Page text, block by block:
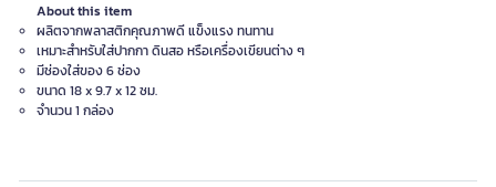
About this item
ผลิตจากพลาสติกคุณภาพดี แข็งแรง ทนทาน
เหมาะสำหรับใส่ปากกา ดินสอ หรือเครื่องเขียนต่าง ๆ
มีช่องใส่ของ 6 ช่อง
ขนาด 18 x 9.7 x 12 ซม.
จำนวน 1 กล่อง